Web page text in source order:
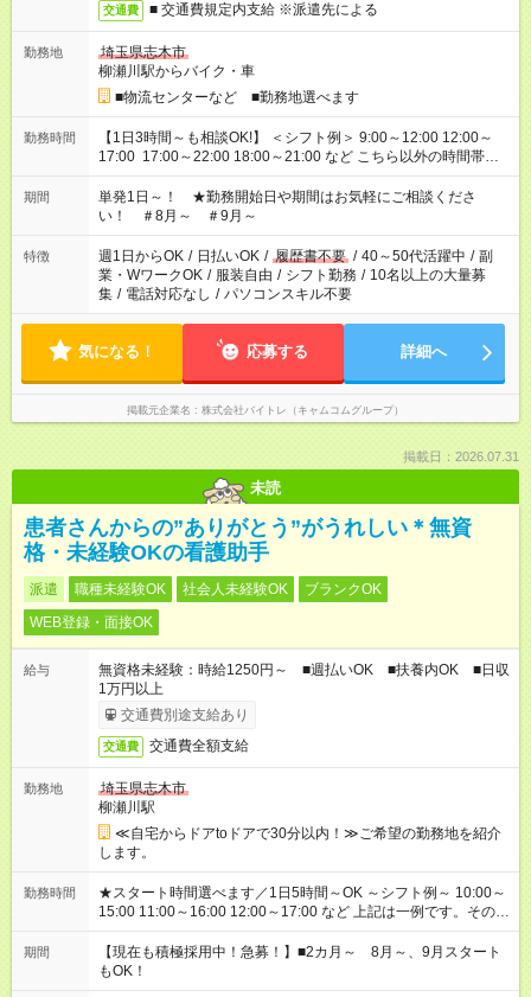
交通費 ■ 交通費規定内支給 ※派遣先による
勤務地
埼玉県志木市
柳瀬川駅からバイク・車
■物流センターなど ■勤務地選べます
勤務時間
【1日3時間～も相談OK!】 ＜シフト例＞ 9:00～12:00 12:00～
17:00 17:00～22:00 18:00～21:00 など こちら以外の時間帯も
お気軽にご相談ください！
期間
単発1日～！ ★勤務開始日や期間はお気軽にご相談くださ
い！ ＃8月～ ＃9月～
特徴 週1日からOK / 日払いOK / 履歴書不要 / 40～50代活躍中 / 副
業・WワークOK / 服装自由 / シフト勤務 / 10名以上の大量募
集 / 電話対応なし / パソコンスキル不要
気になる！ 応募する 詳細へ
掲載元企業名 株式会社バイトレ（キャムコムグループ）
掲載日：2026.07.31
未読
患者さんからの”ありがとう”がうれしい＊無資
格・未経験OKの看護助手
派遣 職種未経験OK 社会人未経験OK
ブランクOK
WEB登録・面接OK
給与
無資格未経験：時給1250円～ ■週払いOK ■扶養内OK ■日収
1万円以上
交通費別途支給あり
交通費 交通費全額支給
勤務地
埼玉県志木市
柳瀬川駅
≪自宅からドアtoドアで30分以内！≫ご希望の勤務地を紹介
します。
勤務時間
★スタート時間選べます／1日5時間～OK ～シフト例～ 10:00～
15:00 11:00～16:00 12:00～17:00 など 上記は一例です。その他
シフトもご相談ください。 ※Wワークの場合当社と合わせて法
定労働時間が週40時間を超えなければOKです。
期間
【現在も積極採用中！急募！】■2カ月～ 8月～、9月スタート
もOK！